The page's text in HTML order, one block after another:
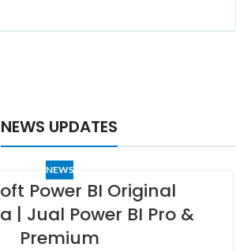
NEWS UPDATES
NEWS
Power BI Original
| Jual Power BI Pro &
Premium